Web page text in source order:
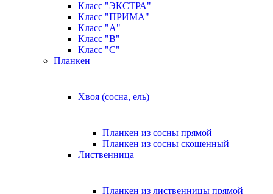
Класс "ЭКСТРА"
Класс "ПРИМА"
Класс "А"
Класс "B"
Класс "C"
Планкен
Хвоя (сосна, ель)
Планкен из сосны прямой
Планкен из сосны скошенный
Лиственница
Планкен из лиственницы прямой